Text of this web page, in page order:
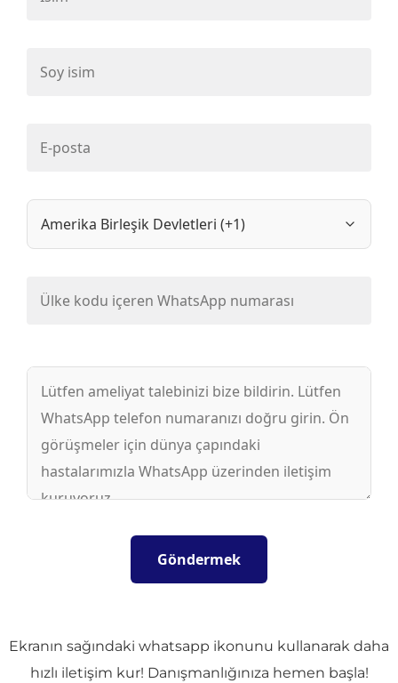
Ekranın sağındaki whatsapp ikonunu kullanarak daha
hızlı iletişim kur! Danışmanlığınıza hemen başla!